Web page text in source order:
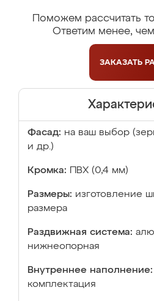
Поможем рассчитать
Ответим менее,
ЗАКАЗАТЬ
Фасад: на ваш выбор
и др.)
Кромка: ПВХ (0,4 мм)
Размеры: изготовление
размера
Раздвижная система:
нижнеопорная
Внутреннее наполнение:
комплектация